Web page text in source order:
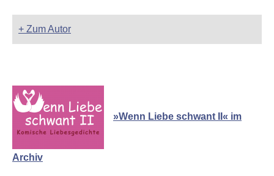
+ Zum Autor
»Wenn Liebe schwant II« im
Archiv